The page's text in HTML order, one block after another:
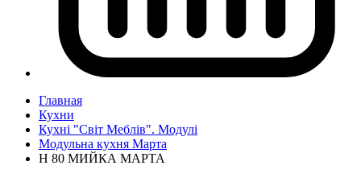
Главная
Кухни
Кухні "Світ Меблів". Модулі
Модульна кухня Марта
Н 80 МИЙКА МАРТА